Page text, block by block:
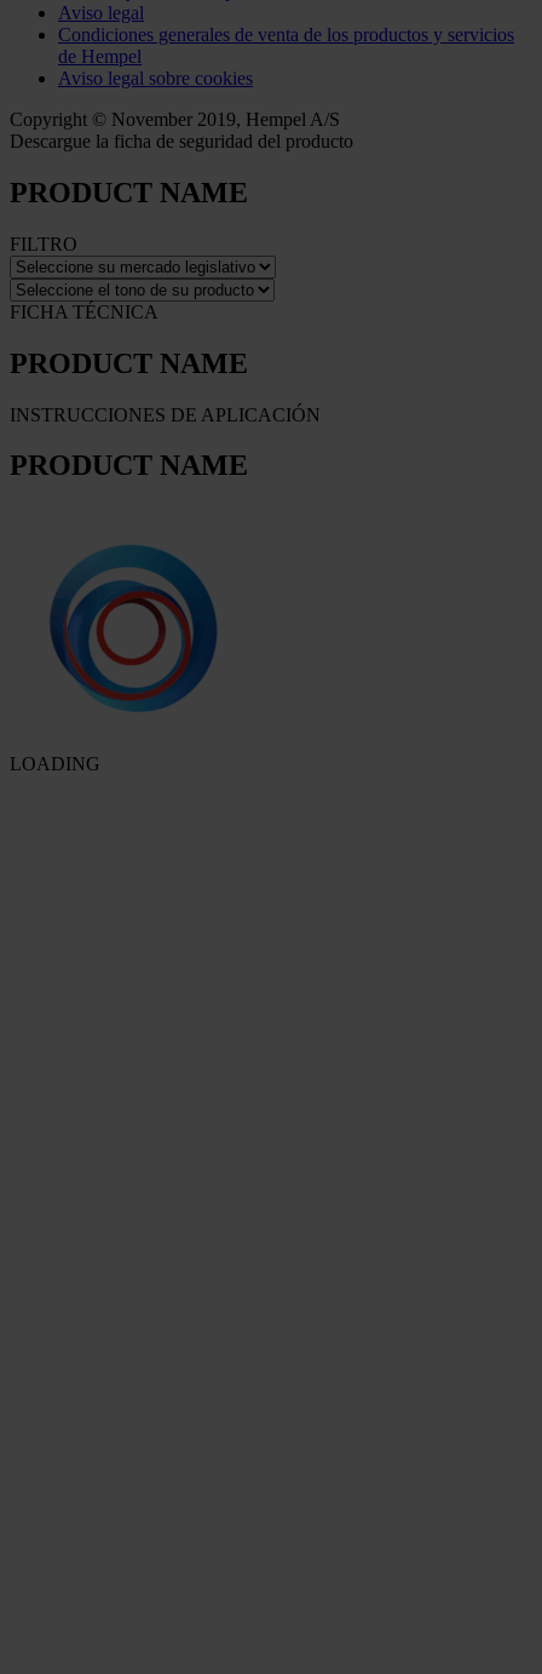
Aviso legal
Condiciones generales de venta de los productos y servicios
de Hempel
Aviso legal sobre cookies
Copyright © November 2019, Hempel A/S
Descargue la ficha de seguridad del producto
PRODUCT NAME
FILTRO
FICHA TÉCNICA
PRODUCT NAME
INSTRUCCIONES DE APLICACIÓN
PRODUCT NAME
LOADING